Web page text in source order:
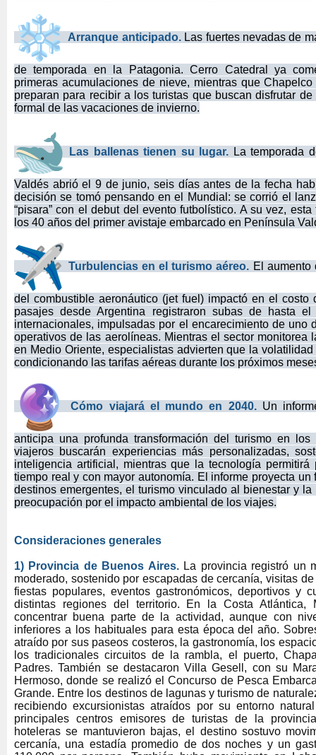
Arranque anticipado. Las fuertes nevadas de
de temporada en la Patagonia. Cerro Catedral ya
primeras acumulaciones de nieve, mientras que
preparan para recibir a los turistas que buscan disfrutar
formal de las vacaciones de invierno.
Las ballenas tienen su lugar. La temporada
Valdés abrió el 9 de junio, seis días antes de la fecha
decisión se tomó pensando en el Mundial: se corrió el
“pisara” con el debut del evento futbolístico. A su vez,
los 40 años del primer avistaje embarcado en Península
Turbulencias en el turismo aéreo. El aumento
del combustible aeronáutico (jet fuel) impactó en el costo
pasajes desde Argentina registraron subas de hasta
internacionales, impulsadas por el encarecimiento de uno
operativos de las aerolíneas. Mientras el sector monitorea
en Medio Oriente, especialistas advierten que la
condicionando las tarifas aéreas durante los próximos
Cómo viajará el mundo en 2040. Un
anticipa una profunda transformación del turismo en
viajeros buscarán experiencias más personalizadas,
inteligencia artificial, mientras que la tecnología
tiempo real y con mayor autonomía. El informe proyecta un
destinos emergentes, el turismo vinculado al bienestar y
preocupación por el impacto ambiental de los viajes.
Consideraciones generales
1) Provincia de Buenos Aires. La provincia registró un
moderado, sostenido por escapadas de cercanía, visitas
fiestas populares, eventos gastronómicos, deportivos y
distintas regiones del territorio. En la Costa
concentrar buena parte de la actividad, aunque con
inferiores a los habituales para esta época del año.
atraído por sus paseos costeros, la gastronomía, los
los tradicionales circuitos de la rambla, el puerto,
Padres. También se destacaron Villa Gesell, con su
Hermoso, donde se realizó el Concurso de Pesca
Grande. Entre los destinos de lagunas y turismo de
recibiendo excursionistas atraídos por su entorno
principales centros emisores de turistas de la
hoteleras se mantuvieron bajas, el destino sostuvo
cercanía, una estadía promedio de dos noches y un